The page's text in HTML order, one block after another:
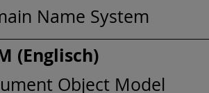
Name System
(Englisch)
Object Model